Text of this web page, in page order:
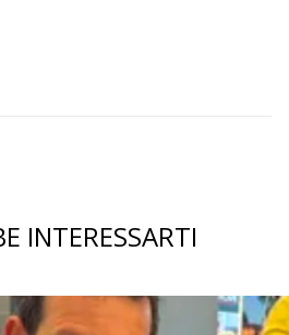
INTERESSARTI